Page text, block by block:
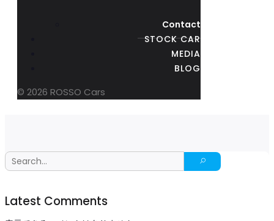
Contact
STOCK CAR
MEDIA
BLOG
© 2026 ROSSO Cars
Latest Comments